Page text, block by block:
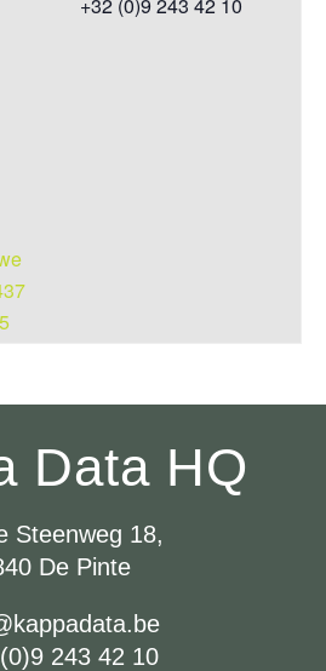
Data HQ
Steenweg 18,
De Pinte
243 42 10